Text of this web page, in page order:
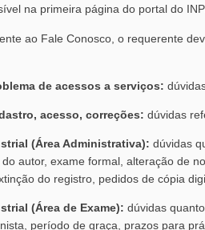
na primeira página do portal do
ao Fale Conosco, o requerente
de acessos a serviços:
acesso, correções: dúvidas
(Área Administrativa): dúvidas
autor, exame formal, alteração de
do registro, pedidos de cópia
(Área de Exame): dúvidas
período de graça, prazos para